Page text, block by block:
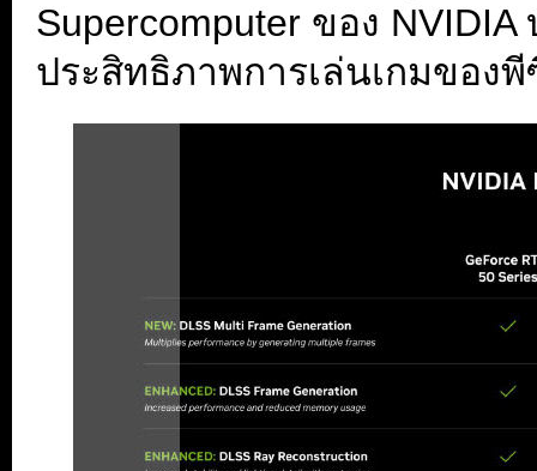
Supercomputer ของ
ประสิทธิภาพการเล่นเกมของ